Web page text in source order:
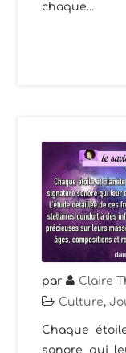
chaque...
par Claire
Culture,
Chaque
sonore qui